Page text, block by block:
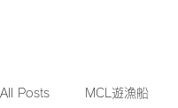
All Posts MCL遊漁船